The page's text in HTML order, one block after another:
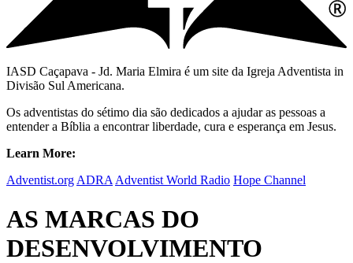
IASD Caçapava - Jd. Maria Elmira é um site da Igreja Adventista in
Divisão Sul Americana.
Os adventistas do sétimo dia são dedicados a ajudar as pessoas a
entender a Bíblia a encontrar liberdade, cura e esperança em Jesus.
Learn More:
Adventist.org ADRA Adventist World Radio Hope Channel
AS MARCAS DO
DESENVOLVIMENTO